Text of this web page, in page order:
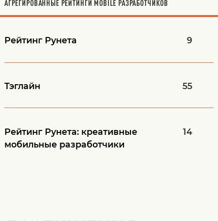
АГРЕГИРОВАННЫЕ РЕЙТИНГИ MOBILE РАЗРАБОТЧИКОВ
Рейтинг Рунета 9
Тэглайн 55
Рейтинг Рунета: креативные
мобильные разработчики
14